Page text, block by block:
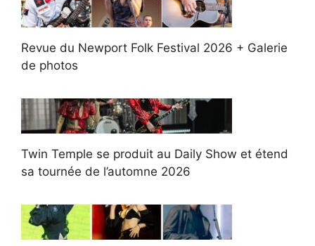
Revue du Newport Folk Festival 2026 + Galerie
de photos
Twin Temple se produit au Daily Show et étend
sa tournée de l’automne 2026